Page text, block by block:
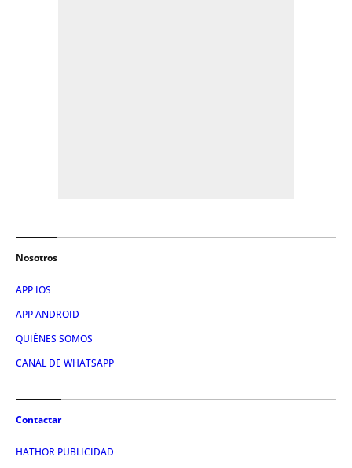
Nosotros
APP IOS
APP ANDROID
QUIÉNES SOMOS
CANAL DE WHATSAPP
Contactar
HATHOR PUBLICIDAD